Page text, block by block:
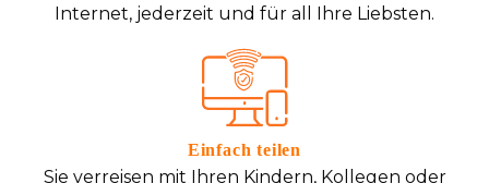
Internet, jederzeit und für all Ihre Liebsten.
Einfach teilen
Sie verreisen mit Ihren Kindern, Kollegen oder